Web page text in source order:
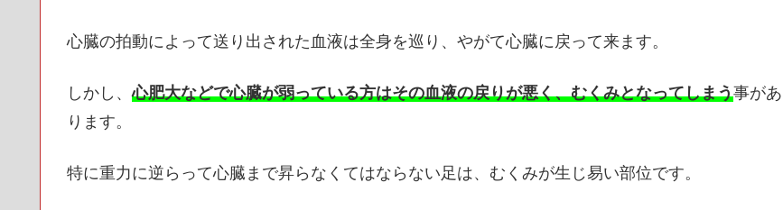
心臓の拍動によって送り出された血液は全身を巡り、やがて心臓に戻って来ます。
しかし、心肥大などで心臓が弱っている方はその血液の戻りが悪く、むくみとなってしまう事があ
ります。
特に重力に逆らって心臓まで昇らなくてはならない足は、むくみが生じ易い部位です。